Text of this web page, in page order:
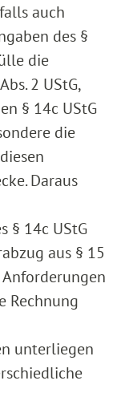
auch
des §
die
2 UStG,
§ 14c UStG
die
Daraus
§ 14c UStG
aus § 15
Rechnung
unterliegen